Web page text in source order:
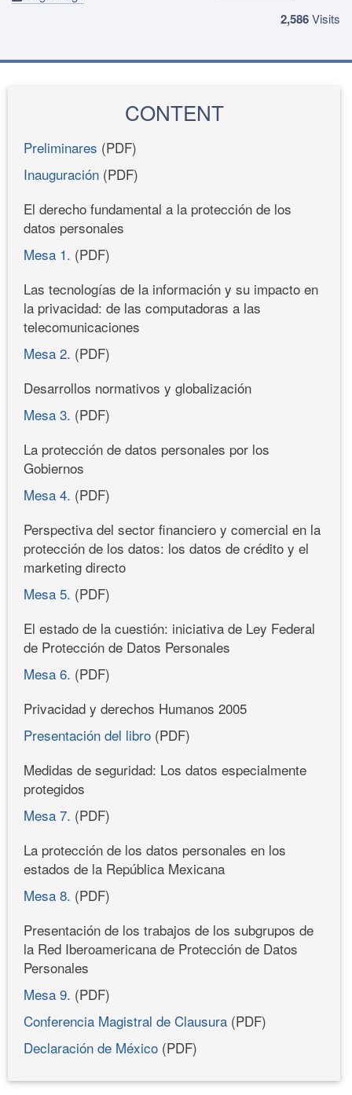
2,586Visits
CONTENT
Preliminares (PDF)
Inauguración (PDF)
El derecho fundamental a la protección de los
datos personales
Mesa 1. (PDF)
Las tecnologías de la información y su impacto en
la privacidad: de las computadoras a las
telecomunicaciones
Mesa 2. (PDF)
Desarrollos normativos y globalización
Mesa 3. (PDF)
La protección de datos personales por los
Gobiernos
Mesa 4. (PDF)
Perspectiva del sector financiero y comercial en la
protección de los datos: los datos de crédito y el
marketing directo
Mesa 5. (PDF)
El estado de la cuestión: iniciativa de Ley Federal
de Protección de Datos Personales
Mesa 6. (PDF)
Privacidad y derechos Humanos 2005
Presentación del libro (PDF)
Medidas de seguridad: Los datos especialmente
protegidos
Mesa 7. (PDF)
La protección de los datos personales en los
estados de la República Mexicana
Mesa 8. (PDF)
Presentación de los trabajos de los subgrupos de
la Red Iberoamericana de Protección de Datos
Personales
Mesa 9. (PDF)
Conferencia Magistral de Clausura (PDF)
Declaración de México (PDF)